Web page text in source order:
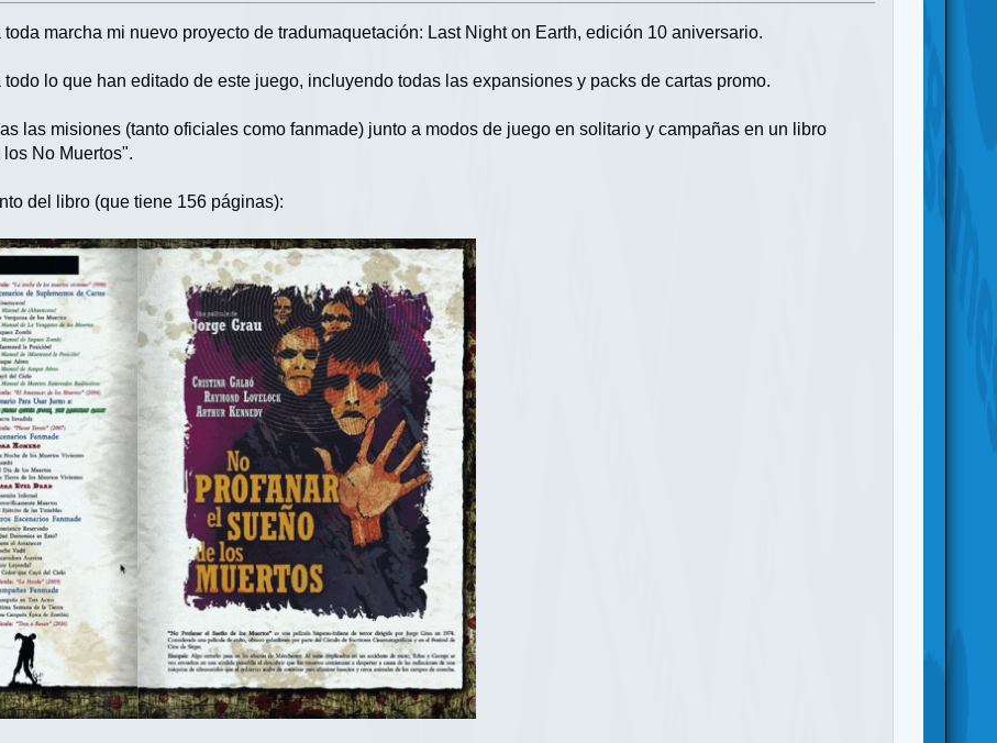
marcha mi nuevo proyecto de tradumaquetación: Last Night on Earth, edición 10 aniversario.
lo que han editado de este juego, incluyendo todas las expansiones y packs de cartas promo.
las misiones (tanto oficiales como fanmade) junto a modos de juego en solitario y campañas en un libro
los No Muertos".
del libro (que tiene 156 páginas):